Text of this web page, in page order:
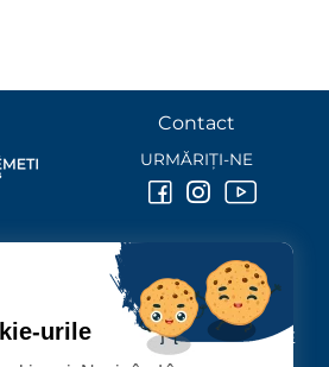
MUNICIPIULUI
NR. 1 CORP M, 440026 SATU MARE
Contact
URMĂRIȚI-NE
urile